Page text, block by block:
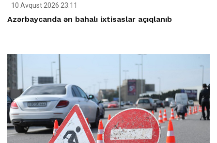
10 Avqust 2026 23:11
Azərbaycanda ən bahalı ixtisaslar açıqlanıb